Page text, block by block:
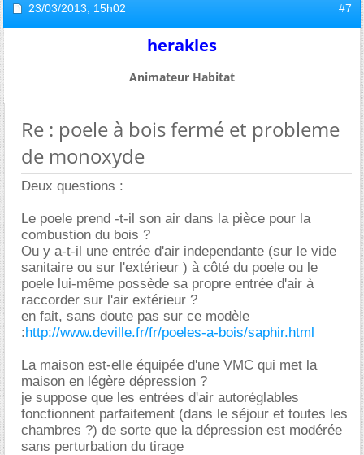
23/03/2013, 15h02 #7
herakles
Animateur Habitat
Re : poele à bois fermé et probleme
de monoxyde
Deux questions :
Le poele prend -t-il son air dans la pièce pour la
combustion du bois ?
Ou y a-t-il une entrée d'air independante (sur le vide
sanitaire ou sur l'extérieur ) à côté du poele ou le
poele lui-même possède sa propre entrée d'air à
raccorder sur l'air extérieur ?
en fait, sans doute pas sur ce modèle
:http://www.deville.fr/fr/poeles-a-bois/saphir.html
La maison est-elle équipée d'une VMC qui met la
maison en légère dépression ?
je suppose que les entrées d'air autoréglables
fonctionnent parfaitement (dans le séjour et toutes les
chambres ?) de sorte que la dépression est modérée
sans perturbation du tirage